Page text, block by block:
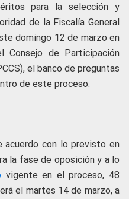
para la selección y
de la Fiscalía General
domingo 12 de marzo en
de Participación
el banco de preguntas
de este proceso.
acuerdo con lo previsto en
la fase de oposición y a lo
vigente en el proceso, 48
el martes 14 de marzo, a